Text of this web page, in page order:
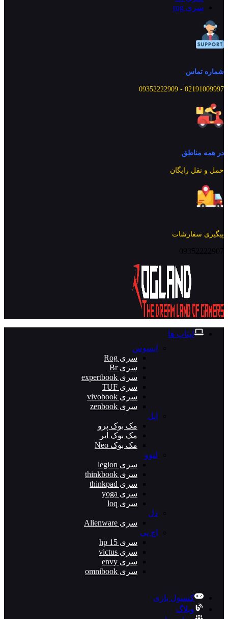
سری rog
شماره تماس
02191009997 - 09352222909
در همه مناطق
حمل و نقل رایگان
پیگیری سفارشات
09352222907
لپتاپ ها
ایسوس
سری Rog
سری Br
سری expertbook
سری TUF
سری vivobook
سری zenbook
اپل
مک بوک پرو
مک بوک ایر
مک بوک Neo
لنوو
سری legion
سری thinkbook
سری thinkpad
سری yoga
سری loq
دل
سری Alienware
اچ پی
سری hp 15
سری victus
سری envy
سری omnibook
کنسول بازی
وبلاگ